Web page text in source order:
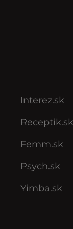
Interez.sk
Receptik.sk
Femm.sk
Psych.sk
Yimba.sk